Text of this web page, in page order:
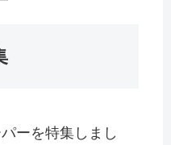
ーを特集しまし